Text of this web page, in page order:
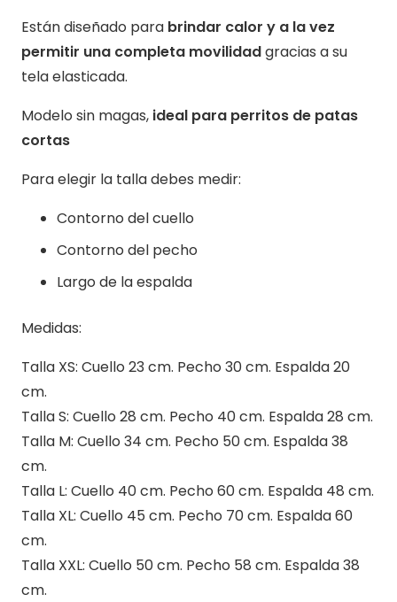
Están diseñado para brindar calor y a la vez
permitir una completa movilidadgracias a su
tela elasticada.
Modelo sin magas, ideal para perritos de patas
cortas
Para elegir la talla debes medir:
Contorno del cuello
Contorno del pecho
Largo de la espalda
Medidas:
Talla XS: Cuello 23 cm. Pecho 30 cm. Espalda 20
cm.
Talla S: Cuello 28 cm. Pecho 40 cm. Espalda 28 cm.
Talla M: Cuello 34 cm. Pecho 50 cm. Espalda 38
cm.
Talla L: Cuello 40 cm. Pecho 60 cm. Espalda 48 cm.
Talla XL: Cuello 45 cm. Pecho 70 cm. Espalda 60
cm.
Talla XXL: Cuello 50 cm. Pecho 58 cm. Espalda 38
cm.